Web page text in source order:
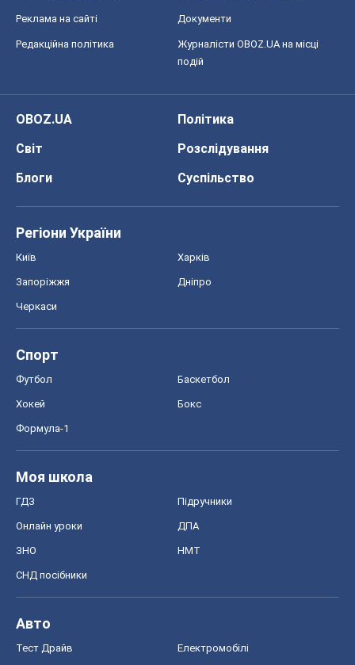
Реклама на сайті Документи
Редакційна політика
Журналісти OBOZ.UA на місці
подій
OBOZ.UA
Політика
Світ
Розслідування
Блоги
Суспільство
Регіони України
Київ Харків
Запоріжжя Дніпро
Черкаси
Спорт
Футбол Баскетбол
Хокей Бокс
Формула-1
Моя школа
ГДЗ Підручники
Онлайн уроки ДПА
ЗНО НМТ
СНД посібники
Авто
Тест Драйв Електромобілі